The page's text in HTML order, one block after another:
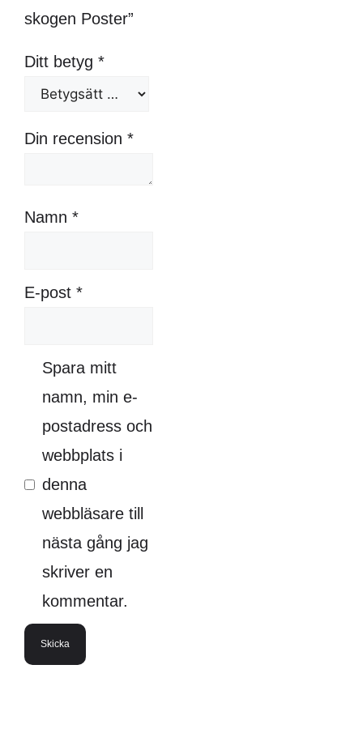
skogen Poster”
Ditt betyg *
Din recension *
Namn *
E-post *
Spara mitt
namn, min e-
postadress och
webbplats i
denna
webbläsare till
nästa gång jag
skriver en
kommentar.